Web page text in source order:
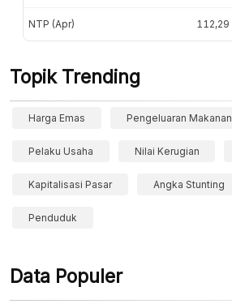
NTP (Apr) 112,29
Topik Trending
Harga Emas Pengeluaran Makanan
Pelaku Usaha Nilai Kerugian
Kapitalisasi Pasar Angka Stunting
Penduduk
Data Populer